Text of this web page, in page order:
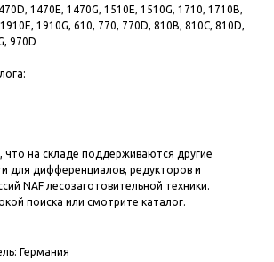
1470E, 1470G, 1510E, 1510G, 1710, 1710B,
1910G, 610, 770, 770D, 810B, 810C, 810D,
970D
на складе поддерживаются другие
для дифференциалов, редукторов и
NAF лесозаготовительной техники.
поиска или смотрите каталог.
Германия